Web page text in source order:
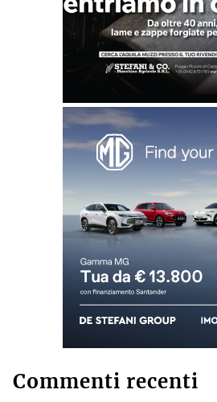
Commenti recenti